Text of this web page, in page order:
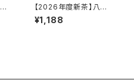
1
【2026年度新茶】八女
茶 一番走り 80g｜福
岡県八女産 中蒸し新茶
¥1,188